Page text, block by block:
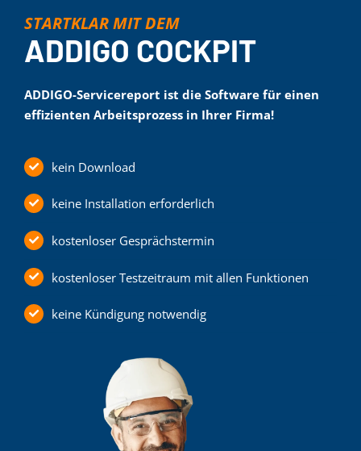
STARTKLAR MIT DEM
ADDIGO COCKPIT
ADDIGO-Servicereport ist die Software für einen
effizienten Arbeitsprozess in Ihrer Firma!
kein Download
keine Installation erforderlich
kostenloser Gesprächstermin
kostenloser Testzeitraum mit allen Funktionen
keine Kündigung notwendig